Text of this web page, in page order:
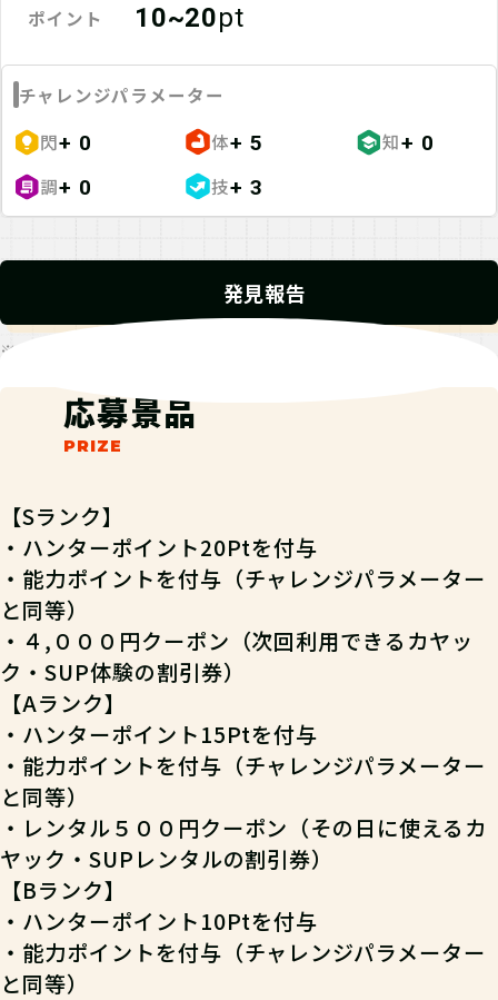
ポイント 10~20pt
チャレンジパラメーター
閃+ 0 体+ 5 知+ 0
調+ 0 技+ 3
発見報告
※発見報告にGPSを使用するクエストが一部存在します。
応募景品
【Sランク】
・ハンターポイント20Ptを付与
・能力ポイントを付与（チャレンジパラメーター
と同等）
・４,０００ 円クーポン（次回利用できるカヤッ
ク・SUP体験の割引券）
【Aランク】
・ハンターポイント15Ptを付与
・能力ポイントを付与（チャレンジパラメーター
と同等）
・ レンタル５００円クーポン（その日に使えるカ
ヤック・SUPレンタルの割引券）
【Bランク】
・ハンターポイント10Ptを付与
・能力ポイントを付与（チャレンジパラメーター
と同等）